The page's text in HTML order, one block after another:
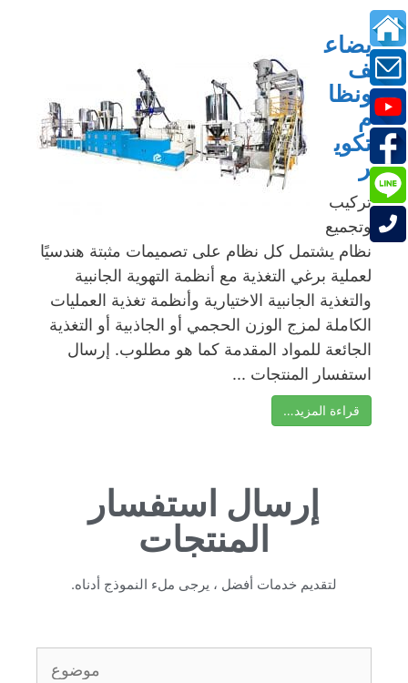
يضاع
ف
ونظا
م
تكوي
ر
تركيب
وتجميع
نظام يشتمل كل نظام على تصميمات مثبتة هندسيًا
لعملية برغي التغذية مع أنظمة التهوية الجانبية
والتغذية الجانبية الاختيارية وأنظمة تغذية العمليات
الكاملة لمزج الوزن الحجمي أو الجاذبية أو التغذية
الجائعة للمواد المقدمة كما هو مطلوب. إرسال
استفسار المنتجات ...
قراءة المزيد…
إرسال استفسار
المنتجات
لتقديم خدمات أفضل ، يرجى ملء النموذج أدناه.